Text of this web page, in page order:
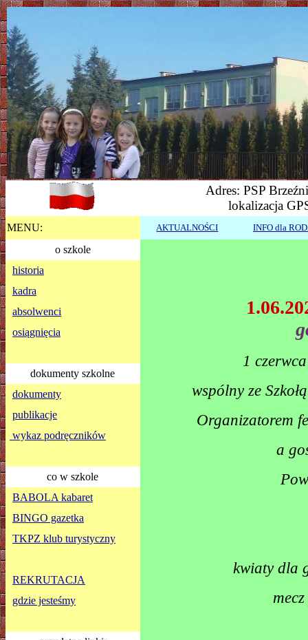
Adres: PSP
lokalizacja
MENU: AKTUALNOŚCI INFO dla
o szkole
1
wspólny ze
Organizatorem
a
kwiaty dla
historia
kadra
absolwenci
osiągnięcia
dokumenty szkolne
dokumenty
publikacje
wykaz podręczników
co w szkole
BABOLA kabaret
BINGO gazetka
TKPZ klub turystyczny
REKRUTACJA
gdzie jesteśmy